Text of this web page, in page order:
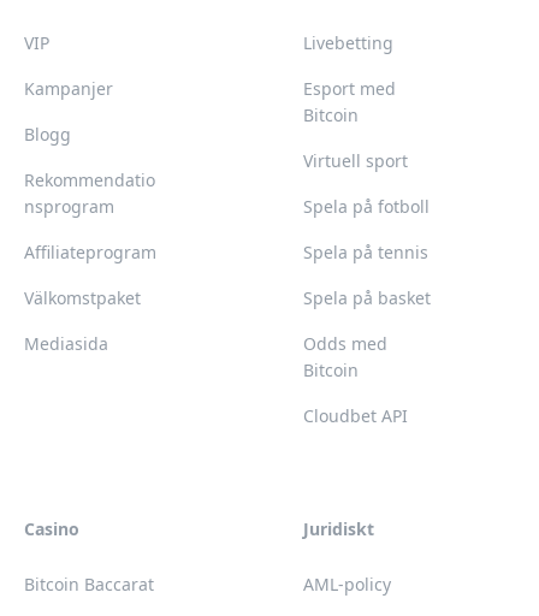
VIP
Kampanjer
Blogg
Rekommendatio
nsprogram
Affiliateprogram
Välkomstpaket
Mediasida
Livebetting
Esport med
Bitcoin
Virtuell sport
Spela på fotboll
Spela på tennis
Spela på basket
Odds med
Bitcoin
Cloudbet API
Casino
Bitcoin Baccarat
Juridiskt
AML-policy